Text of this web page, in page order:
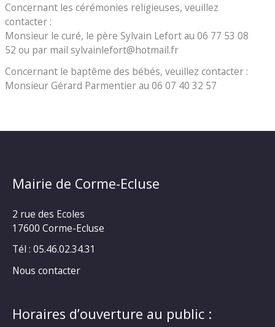
Concernant les cérémonies religieuses, veuillez
contacter :
Monsieur le curé, le père Sylvain Lefort au 06 77 53 08
52 ou par mail sylvainlefort@hotmail.fr
Concernant le baptême des bébés, veuillez contacter :
Monsieur Gérard Parmentier au 06 07 40 32 57
Mairie de Corme-Ecluse
2 rue des Ecoles
17600 Corme-Ecluse
Tél : 05.46.02.34.31
Nous contacter
Horaires d’ouverture au public :